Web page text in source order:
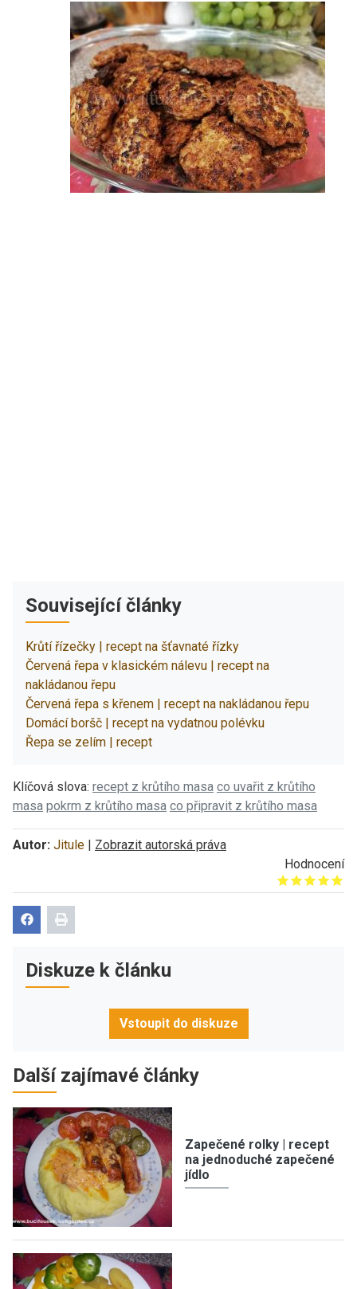
Související články
Krůtí řízečky | recept na šťavnaté řízky
Červená řepa v klasickém nálevu | recept na
nakládanou řepu
Červená řepa s křenem | recept na nakládanou řepu
Domácí boršč | recept na vydatnou polévku
Řepa se zelím | recept
Klíčová slova: recept z krůtího masa co uvařit z krůtího
masa pokrm z krůtího masa co připravit z krůtího masa
Autor: Jitule | Zobrazit autorská práva
Hodnocení
Give it 1/5
Give it 2/5
Give it 3/5
Give it 4/5
Give it 5/5
Diskuze k článku
Vstoupit do diskuze
Další zajímavé články
Zapečené rolky | recept
na jednoduché zapečené
jídlo